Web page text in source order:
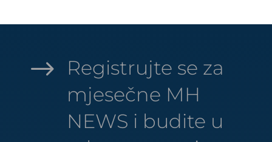
$
Registrujte se za
mjesečne MH
NEWS i budite u